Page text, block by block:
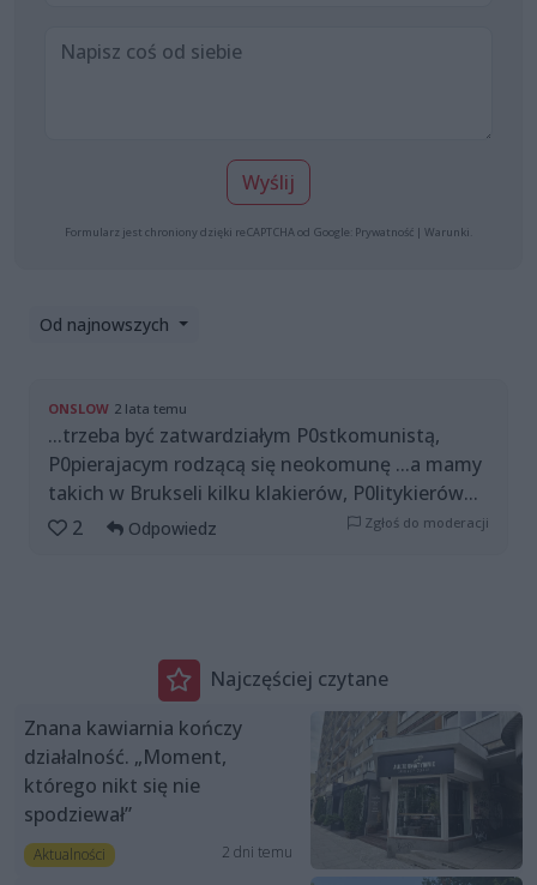
Wyślij
Formularz jest chroniony dzięki reCAPTCHA od Google: Prywatność | Warunki
Od najnowszych
ONSLOW 2 lata temu
...trzeba być zatwardziałym P0stkomunistą,
P0pierajacym rodzącą się neokomunę ...a mamy
takich w Brukseli kilku klakierów, P0litykierów...
2
Odpowiedz Zgłoś do moderacji
Najczęściej czytane
Znana kawiarnia kończy
działalność. „Moment,
którego nikt się nie
spodziewał”
Aktualności 2 dni temu